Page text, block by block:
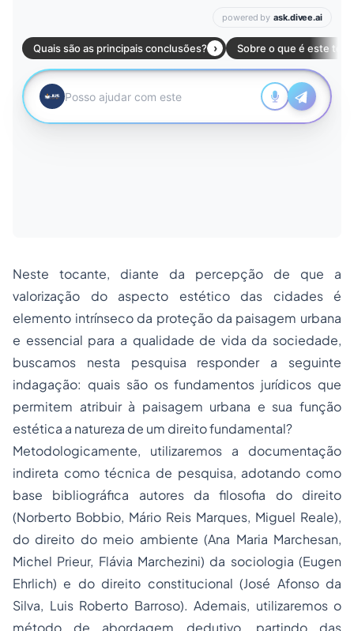
Neste tocante, diante da percepção de que a
valorização do aspecto estético das cidades é
elemento intrínseco da proteção da paisagem urbana
e essencial para a qualidade de vida da sociedade,
buscamos nesta pesquisa responder a seguinte
indagação: quais são os fundamentos jurídicos que
permitem atribuir à paisagem urbana e sua função
estética a natureza de um direito fundamental?
Metodologicamente, utilizaremos a documentação
indireta como técnica de pesquisa, adotando como
base bibliográfica autores dafilosofia do direito
(Norberto Bobbio, Mário Reis Marques, Miguel Reale),
do direito do meio ambiente (Ana Maria Marchesan,
Michel Prieur, Flávia Marchezini) da sociologia (Eugen
Ehrlich) e do direito constitucional (José Afonso da
Silva, Luis Roberto Barroso). Ademais, utilizaremos o
método de abordagem dedutivo, partindo das